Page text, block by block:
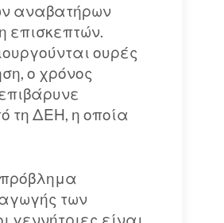
αναβατήρων
επισκεπτών.
ουρές
ο χρόνος
τη ΔΕΗ, η οποία
πρόβλημα
των